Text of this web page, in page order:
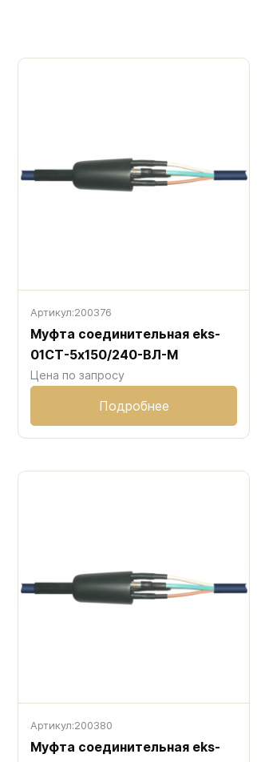
Артикул:200376
Муфта соединительная eks-
01CT-5х150/240-ВЛ-М
Цена по запросу
Подробнее
Артикул:200380
Муфта соединительная eks-